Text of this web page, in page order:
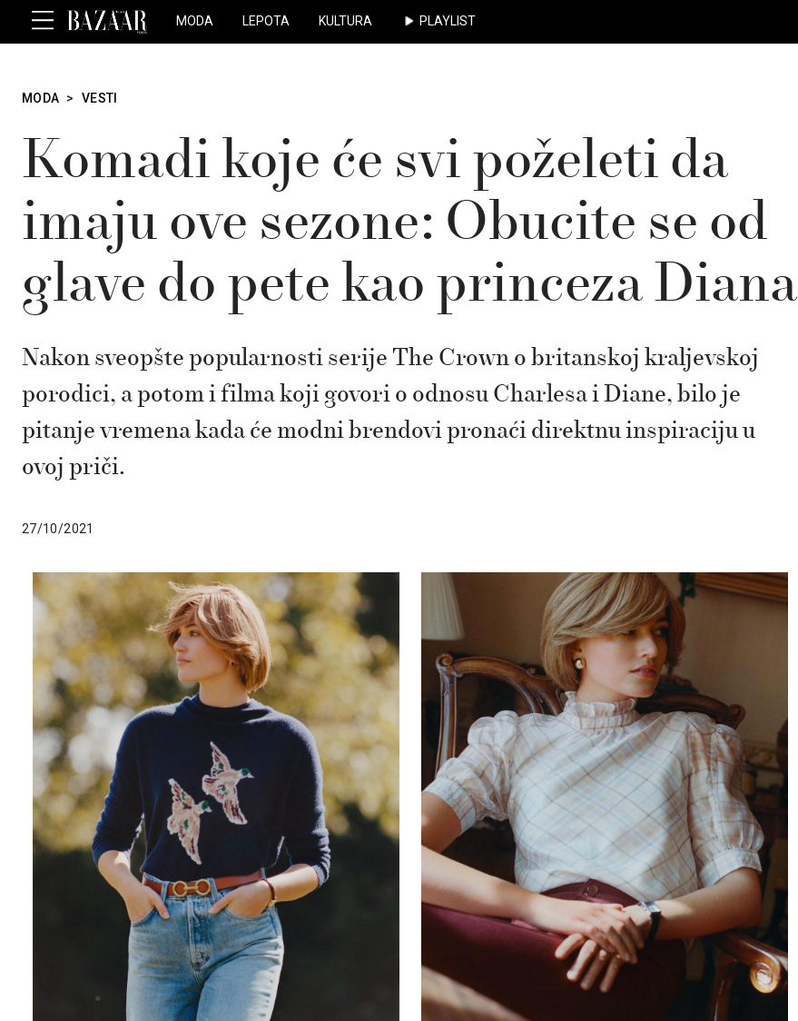
MODA LEPOTA KULTURA PLAYLIST
MODA > VESTI
Komadi koje će svi poželeti da
imaju ove sezone: Obucite se od
glave do pete kao princeza Diana
Nakon sveopšte popularnosti serije The Crown o britanskoj kraljevskoj
porodici, a potom i filma koji govori o odnosu Charlesa i Diane, bilo je
pitanje vremena kada će modni brendovi pronaći direktnu inspiraciju u
ovoj priči.
27/10/2021